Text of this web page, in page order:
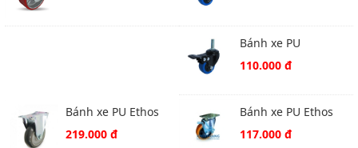
Bánh xe PU
266UBZ040T12 vít
110.000 đ
Bánh xe PU Ethos
252UIY100P01
219.000 đ
Bánh xe PU Ethos
261YPE100P01 xoay
117.000 đ